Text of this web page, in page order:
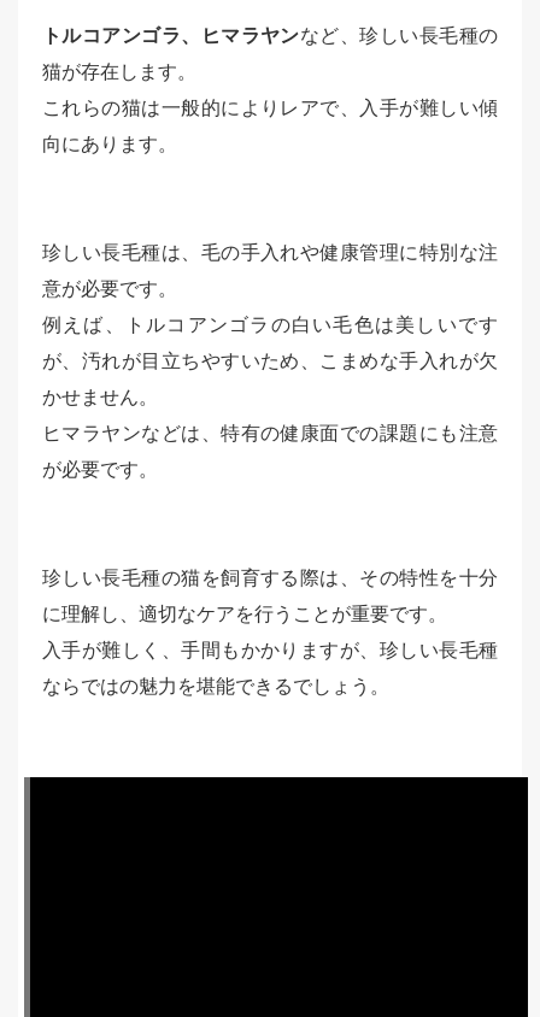
トルコアンゴラ、ヒマラヤンなど、珍しい長毛種の
猫が存在します。
これらの猫は一般的によりレアで、入手が難しい傾
向にあります。
珍しい長毛種は、毛の手入れや健康管理に特別な注
意が必要です。
例えば、トルコアンゴラの白い毛色は美しいです
が、汚れが目立ちやすいため、こまめな手入れが欠
かせません。
ヒマラヤンなどは、特有の健康面での課題にも注意
が必要です。
珍しい長毛種の猫を飼育する際は、その特性を十分
に理解し、適切なケアを行うことが重要です。
入手が難しく、手間もかかりますが、珍しい長毛種
ならではの魅力を堪能できるでしょう。